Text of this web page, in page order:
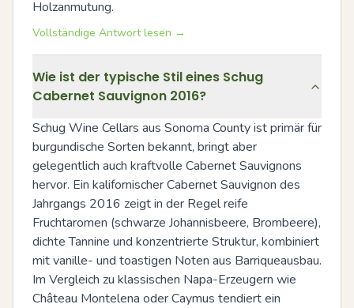
Holzanmutung.
Vollständige Antwort lesen →
Wie ist der typische Stil eines Schug
Cabernet Sauvignon 2016?
Schug Wine Cellars aus Sonoma County ist primär für
burgundische Sorten bekannt, bringt aber
gelegentlich auch kraftvolle Cabernet Sauvignons
hervor. Ein kalifornischer Cabernet Sauvignon des
Jahrgangs 2016 zeigt in der Regel reife
Fruchtaromen (schwarze Johannisbeere, Brombeere),
dichte Tannine und konzentrierte Struktur, kombiniert
mit vanille- und toastigen Noten aus Barriqueausbau.
Im Vergleich zu klassischen Napa-Erzeugern wie
Château Montelena oder Caymus tendiert ein